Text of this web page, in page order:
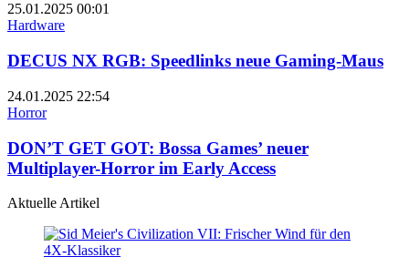
25.01.2025 00:01
Hardware
DECUS NX RGB: Speedlinks neue Gaming-Maus
24.01.2025 22:54
Horror
DON’T GET GOT: Bossa Games’ neuer
Multiplayer-Horror im Early Access
Aktuelle Artikel